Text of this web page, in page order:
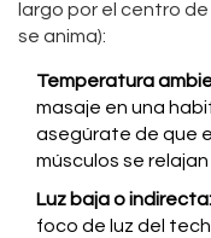
largo por el centro de
se anima):
Temperatura
masaje en una
asegúrate de que
músculos se
Luz baja o indirecta:
foco de luz del